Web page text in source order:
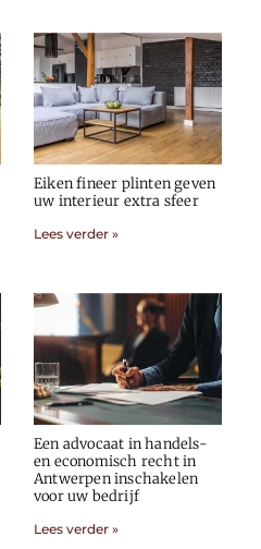
Eiken fineer plinten geven
uw interieur extra sfeer
Lees verder »
Een advocaat in handels-
en economisch recht in
Antwerpen inschakelen
voor uw bedrijf
Lees verder »